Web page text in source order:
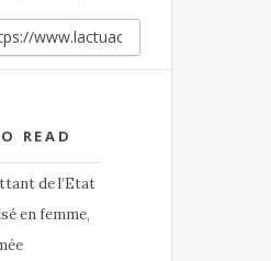
READ
de l’Etat
en femme,